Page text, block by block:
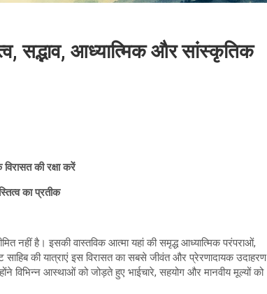
सद्भाव, आध्यात्मिक और सांस्कृतिक
की रक्षा करें
का प्रतीक
नहीं है। इसकी वास्तविक आत्मा यहां की समृद्ध आध्यात्मिक परंपराओं,
की यात्राएं इस विरासत का सबसे जीवंत और प्रेरणादायक उदाहरण
विभिन्न आस्थाओं को जोड़ते हुए भाईचारे, सहयोग और मानवीय मूल्यों को